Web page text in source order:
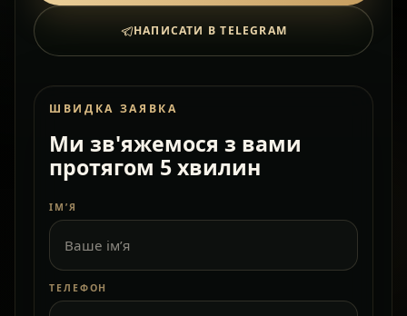
НАПИСАТИ В TELEGRAM
ШВИДКА ЗАЯВКА
Ми зв'яжемося з вами
протягом 5 хвилин
ІМ’Я
ТЕЛЕФОН